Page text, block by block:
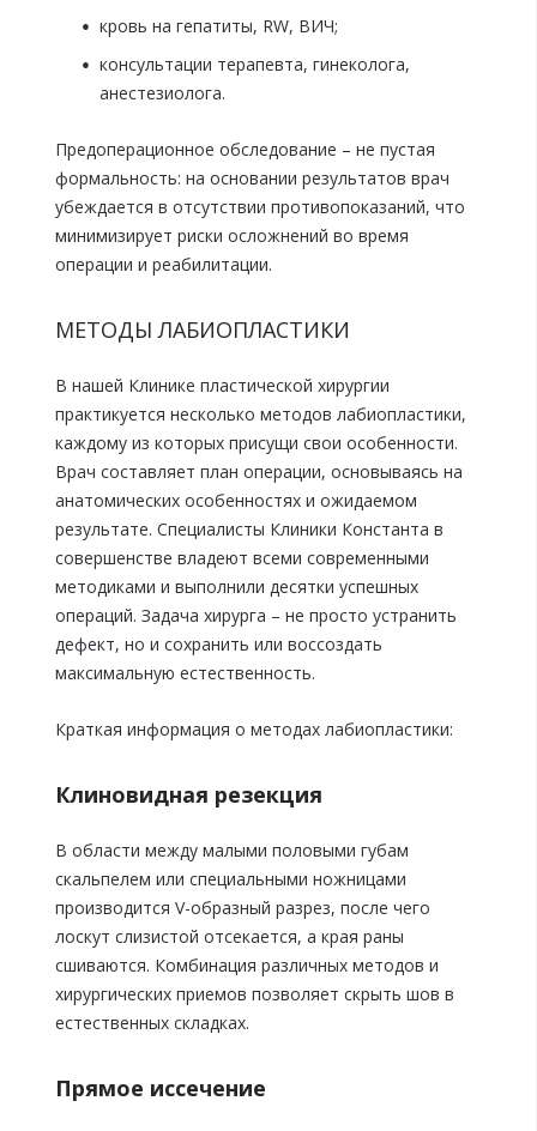
кровь на гепатиты, RW, ВИЧ;
консультации терапевта, гинеколога,
анестезиолога.
Предоперационное обследование – не пустая
формальность: на основании результатов врач
убеждается в отсутствии противопоказаний, что
минимизирует риски осложнений во время
операции и реабилитации.
МЕТОДЫ ЛАБИОПЛАСТИКИ
В нашей Клинике пластической хирургии
практикуется несколько методов лабиопластики,
каждому из которых присущи свои особенности.
Врач составляет план операции, основываясь на
анатомических особенностях и ожидаемом
результате. Специалисты Клиники Константа в
совершенстве владеют всеми современными
методиками и выполнили десятки успешных
операций. Задача хирурга – не просто устранить
дефект, но и сохранить или воссоздать
максимальную естественность.
Краткая информация о методах лабиопластики:
Клиновидная резекция
В области между малыми половыми губам
скальпелем или специальными ножницами
производится V-образный разрез, после чего
лоскут слизистой отсекается, а края раны
сшиваются. Комбинация различных методов и
хирургических приемов позволяет скрыть шов в
естественных складках.
Прямое иссечение